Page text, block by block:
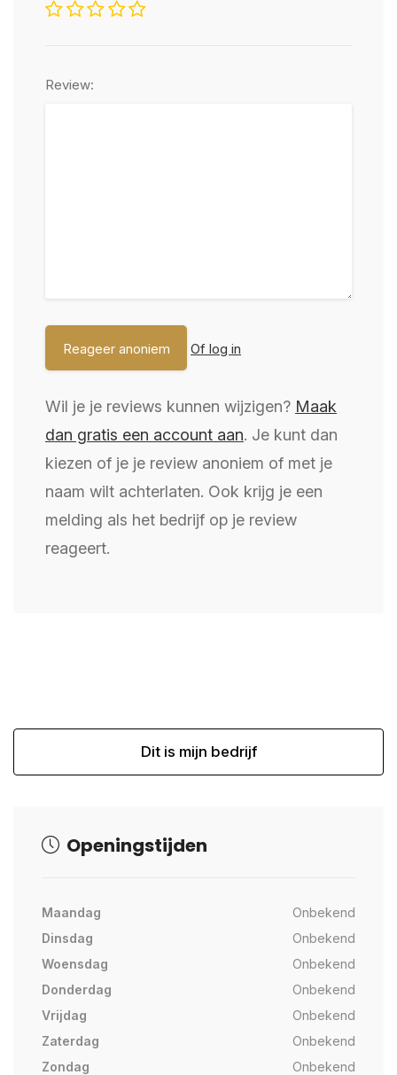
Review:
Of log in
Wil je je reviews kunnen wijzigen? Maak
dan gratis een account aan. Je kunt dan
kiezen of je je review anoniem of met je
naam wilt achterlaten. Ook krijg je een
melding als het bedrijf op je review
reageert.
Dit is mijn bedrijf
Openingstijden
Maandag
Onbekend
Dinsdag
Onbekend
Woensdag
Onbekend
Donderdag
Onbekend
Vrijdag
Onbekend
Zaterdag
Onbekend
Zondag
Onbekend